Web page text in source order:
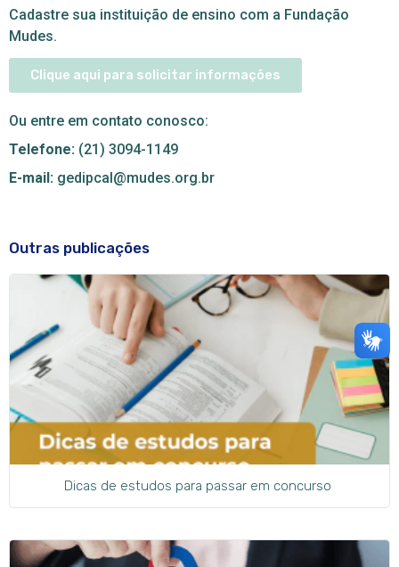
Cadastre sua instituição de ensino com a Fundação
Mudes.
Clique aqui para solicitar informações
Ou entre em contato conosco:
Telefone: (21) 3094-1149
E-mail: gedipcal@mudes.org.br
Outras publicações
Dicas de estudos para passar em concurso